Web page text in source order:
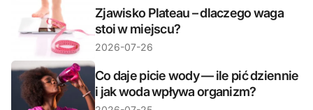
Zjawisko Plateau – dlaczego waga
stoi w miejscu?
2026-07-26
Co daje picie wody — ile pić dziennie
i jak woda wpływa organizm?